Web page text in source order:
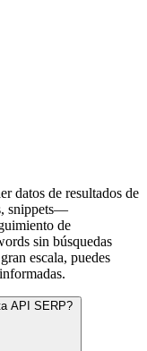
datos de resultados de
snippets—
de
sin búsquedas
escala, puedes
API SERP?